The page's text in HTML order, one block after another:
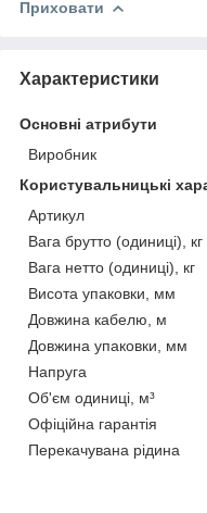
Приховати
Характеристики
Основні атрибути
Виробник
Користувальницькі
Артикул
Вага брутто (одиниці), кг
Вага нетто (одиниці), кг
Висота упаковки, мм
Довжина кабелю, м
Довжина упаковки, мм
Напруга
Об'єм одиниці, м³
Офіційна гарантія
Перекачувана рідина